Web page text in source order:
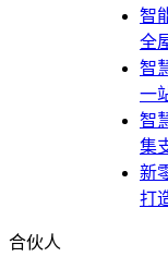
智
全
智
一
智
集
新
打
合伙人